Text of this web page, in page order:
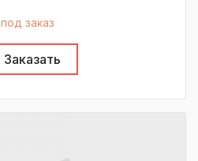
под заказ
Заказать